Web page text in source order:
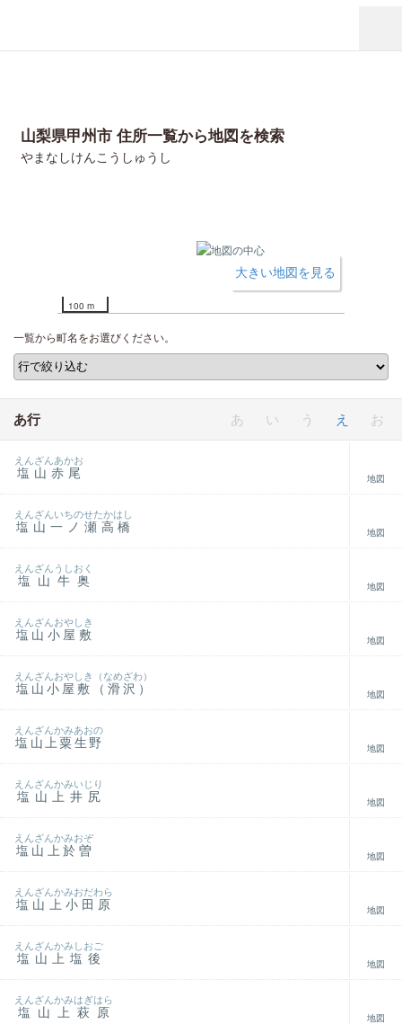
山梨県甲州市 住所一覧から地図を検索
やまなしけんこうしゅうし
100 m
大きい地図を見る
一覧から町名をお選びください。
あ行 あ い う え お
塩山赤尾
えんざんあかお
地図
塩山一ノ瀬高橋
えんざんいちのせたかはし
地図
塩山牛奥
えんざんうしおく
地図
塩山小屋敷
えんざんおやしき
地図
塩山小屋敷（滑沢）
えんざんおやしき（なめざわ）
地図
塩山上粟生野
えんざんかみあおの
地図
塩山上井尻
えんざんかみいじり
地図
塩山上於曽
えんざんかみおぞ
地図
塩山上小田原
えんざんかみおだわら
地図
塩山上塩後
えんざんかみしおご
地図
塩山上萩原
えんざんかみはぎはら
地図